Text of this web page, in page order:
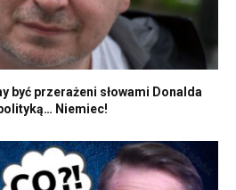
być przerażeni słowami Donalda
Niemiec!